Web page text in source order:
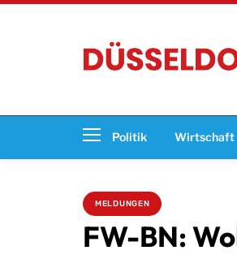
Politik Wirtschaft
MELDUNGEN
FW-BN: